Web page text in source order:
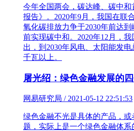
今年全国两会，碳达峰、碳中
报告》。2020年9月，我国在联
氧化碳排放力争于2030年前达
前实现碳中和。2020年12月，
出，到2030年风电、太阳能发
千瓦以上。
屠光绍：绿色金融发展的
网易研究局 / 2021-05-12 22:51:53
绿色金融不光是具体的产品，
题，实际上是一个绿色金融体